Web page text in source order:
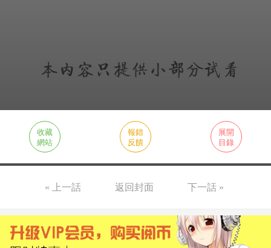
收藏
網站
報錯
反饋
展開
目錄
« 上一話 返回封面 下一話 »